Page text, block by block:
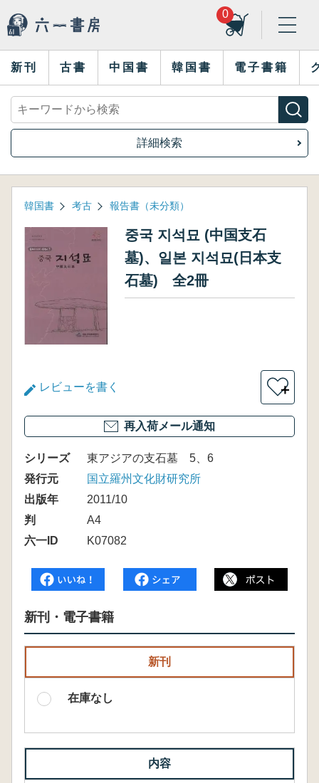
0
新刊 古書 中国書 韓国書 電子書籍
詳細検索
韓国書 考古 報告書（未分類）
중국 지석묘 (中国支石
墓)、일본 지석묘(日本支
石墓) 全2冊
レビューを書く ＋
再入荷メール通知
シリーズ
東アジアの支石墓 5、6
発行元
国立羅州文化財研究所
出版年
2011/10
判
A4
六一ID
K07082
新刊・電子書籍
新刊
在庫なし
内容